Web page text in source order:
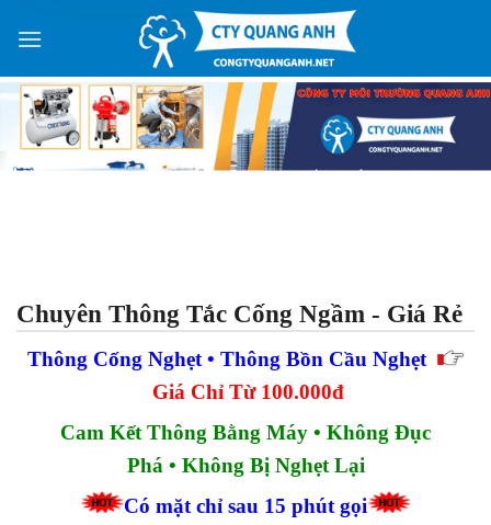
Lê Ngọc Diệp
SĐT 093xxxx342 vừa đăng ký
Chuyên Thông Tắc Cống Ngầm - Giá Rẻ
Thông Cống Nghẹt • Thông Bồn Cầu Nghẹt
Giá Chỉ Từ 100.000đ
Cam Kết Thông Bằng Máy • Không Đục
Phá • Không Bị Nghẹt Lại
Có mặt chỉ sau 15 phút gọi